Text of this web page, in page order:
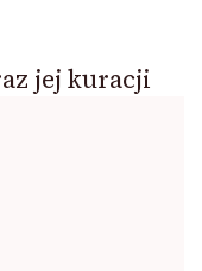
jej kuracji